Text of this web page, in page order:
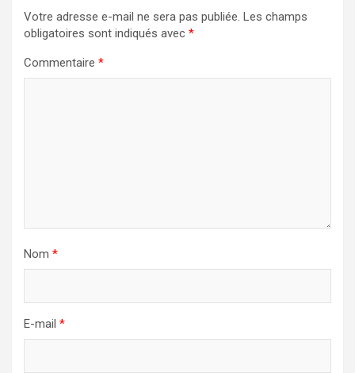
Votre adresse e-mail ne sera pas publiée. Les champs
obligatoires sont indiqués avec *
Commentaire *
Nom *
E-mail *